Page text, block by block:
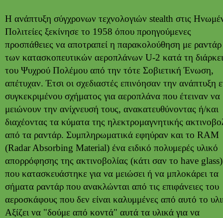
Η ανάπτυξη σύγχρονων τεχνολογιών stealth στις
Πολιτείες ξεκίνησε το 1958 όπου προηγούμενες
προσπάθειες να αποτραπεί η παρακολούθηση με ραντάρ
των κατασκοπευτικών αεροπλάνων U-2 κατά τη
του Ψυχρού Πολέμου από την τότε Σοβιετική Ένωση,
απέτυχαν. Έτσι οι σχεδιαστές επινόησαν την ανάπτυξη
συγκεκριμένου σχήματος για αεροπλάνα που έτειναν να
μειώνουν την ανίχνευσή τους, ανακατευθύνοντας ή/και
διαχέοντας τα κύματα της ηλεκτρομαγνητικής
από τα ραντάρ. Συμπληρωματικά εφηύραν και το RAM
(Radar Absorbing Material) ένα ειδικό πολυμερές υλικό
απορρόφησης της ακτινοβολίας (κάτι σαν το have glass)
που κατασκευάστηκε για να μειώσει ή να μπλοκάρει τα
σήματα ραντάρ που ανακλώνται από τις επιφάνειες του
αεροσκάφους που δεν είναι καλυμμένες από αυτό το
Αξίζει να "δούμε από κοντά" αυτά τα υλικά για να